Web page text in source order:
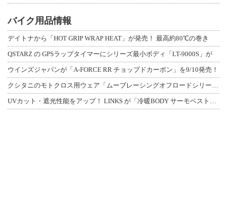
バイク用品情報
デイトナから「HOT GRIP WRAP HEAT」が発売！ 最高約80℃の巻き
QSTARZ の GPSラップタイマーにシリーズ最小ボディ「LT-9000S」が
ウインズジャパンが「A-FORCE RR チョップドカーボン」を9/10発売！
クシタニのモトクロス用ウェア「ムーブレーシングオフロードシリーズ」3アイテムが登
UVカット・遮光性能をアップ！ LINKS が「冷暖BODY サーモベスト」改良